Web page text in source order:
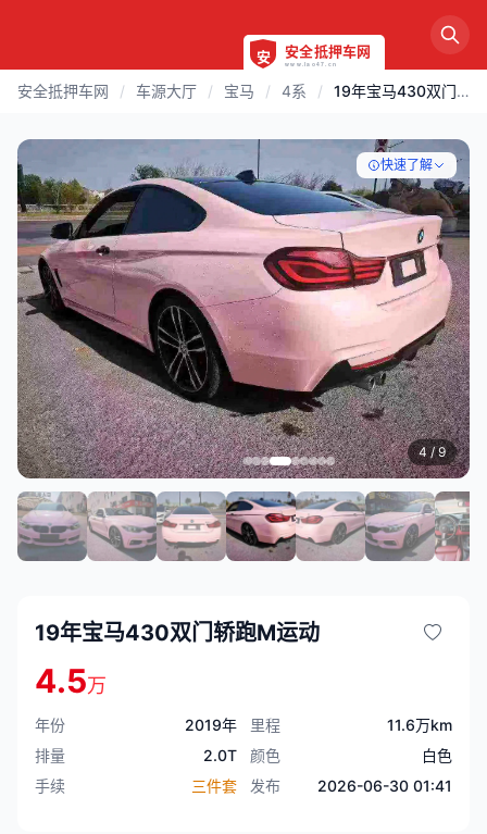
安全抵押车网 / 车源大厅 / 宝马 / 4系 / 19年宝马430双门轿跑M运动
快速了解
5/ 9
19年宝马430双门轿跑M运动
4.5万
年份 2019年 里程
11.6万km
排量
2.0T 颜色
白色
手续
三件套 发布 2026-06-30 01:41